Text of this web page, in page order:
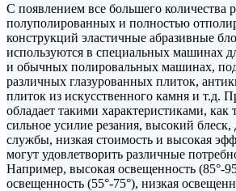
С появлением все большего количества
полуполированных и полностью
конструкций эластичные абразивные
используются в специальных машинах
и обычных полировальных машинах,
различных глазурованных плиток,
плиток из искусственного камня и т.д.
обладает такими характеристиками, как
сильное усилие резания, высокий
службы, низкая стоимость и высокая
могут удовлетворить различные
Например, высокая освещенность (85°-
освещенность (55°-75°), низкая